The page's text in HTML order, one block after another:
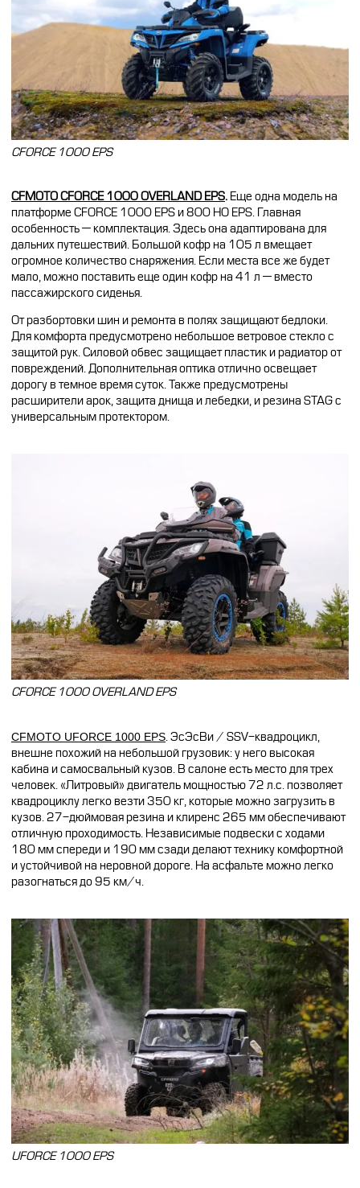
CFORCE 1000 EPS
CFMOTO CFORCE 1000 OVERLAND EPS. Еще одна модель на
платформе CFORCE 1000 EPS и 800 HO EPS. Главная
особенность — комплектация. Здесь она адаптирована для
дальних путешествий. Большой кофр на 105 л вмещает
огромное количество снаряжения. Если места все же будет
мало, можно поставить еще один кофр на 41 л — вместо
пассажирского сиденья.
От разбортовки шин и ремонта в полях защищают бедлоки.
Для комфорта предусмотрено небольшое ветровое стекло с
защитой рук. Силовой обвес защищает пластик и радиатор от
повреждений. Дополнительная оптика отлично освещает
дорогу в темное время суток. Также предусмотрены
расширители арок, защита днища и лебедки, и резина STAG с
универсальным протектором.
CFORCE 1000 OVERLAND EPS
CFMOTO UFORCE 1000 EPS.ЭсЭсВи / SSV-квадроцикл,
внешне похожий на небольшой грузовик: у него высокая
кабина и самосвальный кузов. В салоне есть место для трех
человек. «Литровый» двигатель мощностью 72 л.с. позволяет
квадроциклу легко везти 350 кг, которые можно загрузить в
кузов. 27-дюймовая резина и клиренс 265 мм обеспечивают
отличную проходимость. Независимые подвески с ходами
180 мм спереди и 190 мм сзади делают технику комфортной
и устойчивой на неровной дороге. На асфальте можно легко
разогнаться до 95 км/ч.
UFORCE 1000 EPS